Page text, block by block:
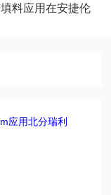
料应用在安捷伦